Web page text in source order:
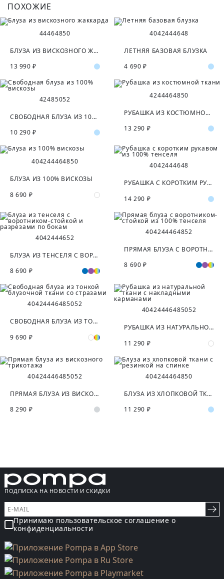
ПОХОЖИЕ
44464850
БЛУЗА ИЗ ВИСКОЗНОГО ЖАККАРДА
13 990 ₽
4042444648
ЛЕТНЯЯ БАЗОВАЯ БЛУЗКА
4 690 ₽
42485052
СВОБОДНАЯ БЛУЗА ИЗ 100% ВИСКОЗЫ
10 290 ₽
4244464850
РУБАШКА ИЗ КОСТЮМНОЙ ТКАНИ
13 290 ₽
404244464850
БЛУЗА ИЗ 100% ВИСКОЗЫ
8 690 ₽
4042444648
РУБАШКА С КОРОТКИМ РУКАВОМ ИЗ 100% ТЕНСЕЛЯ
14 290 ₽
4042444652
БЛУЗА ИЗ ТЕНСЕЛЯ С ВОРОТНИКОМ-СТОЙКОЙ И РАЗРЕЗАМИ ПО БОКАМ
8 690 ₽
404244464852
ПРЯМАЯ БЛУЗА С ВОРОТНИКОМ-СТОЙКОЙ ИЗ 100% ТЕНСЕЛЯ
8 690 ₽
40424446485052
СВОБОДНАЯ БЛУЗА ИЗ ТОНКОЙ БЛУЗОЧНОЙ ТКАНИ СО СТРАЗАМИ
9 690 ₽
40424446485052
РУБАШКА ИЗ НАТУРАЛЬНОЙ ТКАНИ С НАКЛАДНЫМИ КАРМАНАМИ
11 290 ₽
40424446485052
ПРЯМАЯ БЛУЗА ИЗ ВИСКОЗНОГО ТРИКОТАЖА
8 290 ₽
404244464850
БЛУЗА ИЗ ХЛОПКОВОЙ ТКАНИ С РЕЗИНКОЙ НА СПИНКЕ
11 290 ₽
ПОДПИСКА НА НОВОСТИ И СКИДКИ
Принимаю пользовательское соглашение о
конфиденциальности